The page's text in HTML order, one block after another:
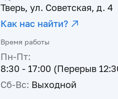
Тверь, ул. Советская, д. 4
Как нас найти?
Время работы
Пн-Пт:
8:30 - 17:00 (Перерыв
Сб-Вс: Выходной